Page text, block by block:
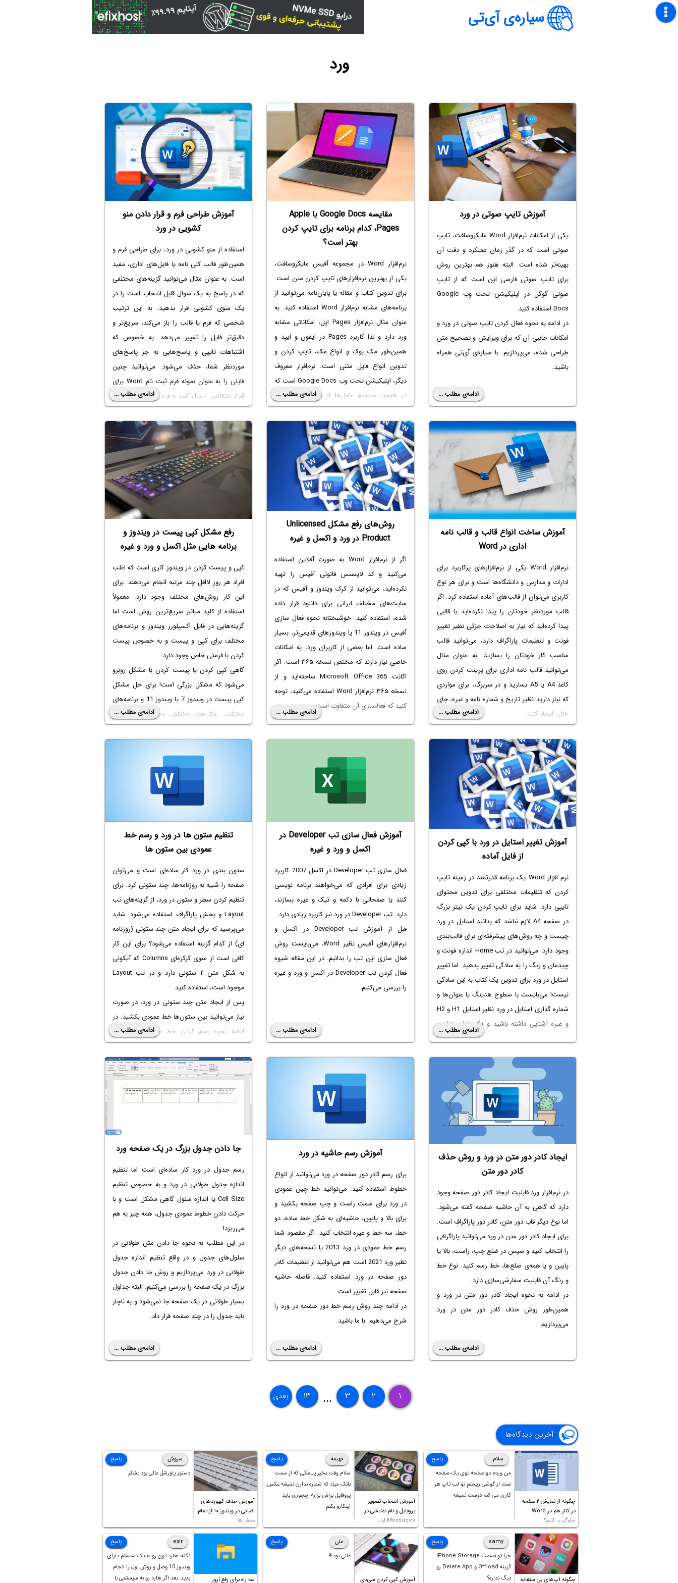
سیاره‌ی آی‌تی
ورد
آموزش تایپ صوتی در ورد
یکی از امکانات نرم‌افزار Word مایکروسافت، تایپ
صوتی است که در گذر زمان عملکرد و دقت آن
بهینه‌تر شده است. البته هنوز هم بهترین روش
برای تایپ صوتی فارسی این است که از تایپ
صوتی گوگل در اپلیکیشن تحت وب Google
Docs استفاده کنید.
در ادامه به نحوه فعال کردن تایپ صوتی در ورد و
امکانات جانبی آن که برای ویرایش و تصحیح متن
طراحی شده، می‌پردازیم. با سیاره‌ی آی‌تی همراه
باشید.
ادامه‌ی مطلب ...
مقایسه Google Docs‌ با Apple
Pages، کدام برنامه برای تایپ کردن
بهتر است؟
نرم‌افزار Word در مجموعه آفیس مایکروسافت،
یکی از بهترین نرم‌افزارهای تایپ کردن متن است.
برای تدوین کتاب و مقاله یا پایان‌نامه می‌توانید از
برنامه‌های مشابه نرم‌افزار Word استفاده کنید. به
عنوان مثال نرم‌افزار Pages اپل، امکاناتی مشابه
ورد دارد و لذا کاربرد Pages در ایفون
و ایپد و
همین‌طور مک بوک و انواع مک، تایپ کردن و
تدوین انواع فایل متنی است. نرم‌افزار معروف
دیگر، اپلیکیشن تحت وب Google Docs است که
در همه‌ی سیستم عامل‌ها از طریق اینترنت در
دسترس و قابل استفاده است. لذا این سوال پیش
می‌آید که Google Docs بهتر است یا نرم افزار
Apple Pages؟
در ادامه مطلب مقایسه‌ای بین امکانات و طراحی
ظاهری نرم‌افزار Pages اپل با گوگل داکس خواهیم
داشت تا نقاط قوت و ضعف هر برنامه روشن شود
و برای کار موردنظر، بهترین برنامه را انتخاب کنید.
با سیاره‌ی آی‌تی همراه باشید.
ادامه‌ی مطلب ...
آموزش طراحی فرم و قرار دادن منو
کشویی در ورد
استفاده از منو کشویی در ورد، برای طراحی فرم و
همین‌طور قالب کلی نامه یا فایل‌های اداری، مفید
است. به عنوان مثال می‌توانید گزینه‌های مختلفی
که در پاسخ به یک سوال قابل انتخاب است را در
یک منوی کشویی قرار بدهید. به این ترتیب
شخصی که فرم یا قالب را باز می‌کند، سریع‌تر و
دقیق‌تر فایل را تغییر می‌دهد. به خصوص که
اشتباهات تایپی و پاسخ‌هایی به جز پاسخ‌های
موردنظر شما، حذف می‌شود. می‌توانید چنین
فایلی را به عنواننمونه فرم ثبت نام Word
برای
افراد متقاضی ارسال کنید و فرم پر شده را تحویل
بگیرید.
موضوع این مقالهآموزش طراحی فرم استخدام در
ورد
به کمک منوی کشویی است. با سیاره آی‌تی در
ادامه مطلب همراه باشید.
ادامه‌ی مطلب ...
آموزش ساخت انواع قالب و قالب نامه
اداری در Word
نرم‌افزار Word یکی از نرم‌افزارهای پرکاربرد برای
ادارات و مدارس و دانشگاه‌ها است و برای هر نوع
کاربری می‌توان از قالب‌های آماده استفاده کرد. اگر
قالب موردنظر خودتان را پیدا نکرده‌اید یا قالبی
پیدا کرده‌اید که نیاز به اصلاحات جزئی نظیر تغییر
فونت و تنظیمات پاراگراف دارد، می‌توانید قالب
مناسب کار خودتان را بسازید. به عنوان مثال
می‌توانیدقالب نامه اداری برای پرینت کردن روی
کاغذ A4 یا A5 بسازید و در سربرگ، برای مواردی
که نیاز دارید نظیر تاریخ و شماره نامه و غیره، جای
خالی ایجاد کنید.
در این مقاله آموزشی به مراحل طراحیقالب نامه
اداری
در word می‌پردازیم تا با نحوه طراحی انواع
قالب در ورد آشنا شوید. با ما باشید.
ادامه‌ی مطلب ...
روش‌های رفع مشکل Unlicensed
Product در ورد و اکسل و غیره
اگر از نرم‌افزار Word به صورت آفلاین استفاده
می‌کنید و کد لایسنس قانونی آفیس را تهیه
نکرده‌اید، می‌توانید از کرک ویندوز و آفیس که در
سایت‌های مختلف ایرانی برای دانلود قرار داده
شده، استفاده کنید. خوشبختانه نحوه فعال سازی
آفیس در ویندوز 11 یا ویندوزهای قدیمی‌تر، بسیار
ساده است. اما بعضی از کاربران ورد، به امکانات
خاصی نیاز دارند که مختص نسخه ۳۶۵ است. اگر
اکانت Microsoft Office 365 ساخته‌اید و از
نسخه ۳۶۵ نرم‌افزار Word استفاده می‌کنید، توجه
کنید که فعالسازی آن متفاوت است.
رفع مشکل unlicensed
ادامه‌ی مطلب ...
رفع مشکل کپی پیست در ویندوز و
برنامه هایی مثل اکسل و ورد و غیره
کپی و پیست کردن در ویندوز کاری است که اغلب
افراد هر روز لااقل چند مرتبه انجام می‌دهند. برای
این کار روش‌های مختلف وجود دارد. معمولاً
استفاده از کلید میانبر سریع‌ترین روش است اما
گزینه‌هایی در فایل اکسپلورر ویندوز و برنامه‌های
مختلف برای کپی و پیست و به خصوص پیست
کردن با فرمتی خاص وجود دارد.
گاهی کپی کردن یا پیست کردن با مشکل روبرو
می‌شود که مشکل بزرگی است! برای حل مشکل
کپی پیست در ویندوز 7
یا ویندوز 11 و برنامه‌های
مختلف، روش‌های مختلفی وجود دارد. در این
مقاله به رفع مشکل کپی پیست در ویندوز و
ادامه‌ی مطلب ...
آموزش تغییر استایل در ورد با کپی کردن
از فایل آماده
نرم افزار Word یک برنامه قدرتمند در زمینه تایپ
کردن که تنظیمات مختلفی برای تدوین محتوای
تایپی دارد. شاید برای تایپ کردن یک تیتر بزرگ
در صفحه A4 لازم نباشد که بدانید
استایل در ورد
چیستو چه روش‌های پیشرفته‌ای برای قالب‌بندی
وجود دارد. می‌توانید در تب Home اندازه فونت و
چیدمان و رنگ را به سادگی تغییر بدهید. اماتغییر
استایل در وردبرای تدوین یک کتاب به این سادگی
نیست! می‌بایست با سطوح هدینگ یا عنوان‌ها و
شماره گذاری استایل در ورد
نظیر استایل H1 و H2
و غیره آشنایی داشته باشید و یک فایل منظم و
منسجم بسازید. در چنین فایلی، تغییر دادن
و سریع انجام می‌شود و کارهایی مثل ایجاد
فهرست فارسی در وردساده خواهد بود.
موضوع این مقالهآموزش کامل استایل در ورد
نیست بلکه می‌خواهیم با نحوه وارد کردن
استایل‌ها از یک فایل آماده آشنا شویم. با ما باشید.
ادامه‌ی مطلب ...
آموزش فعال سازی تب Developer در
اکسل و ورد و غیره
فعال سازی تب Developer در اکسل 2007 کاربرد
زیادی برای افرادی که می‌خواهند برنامه نویسی
کنند یا صفحاتی با دکمه و تیک و غیره بسازند،
دارد. تب Developer در ورد نیز کاربرد زیادی دارد.
قبل از آموزش تب Developer در اکسل و
نرم‌افزارهای آفیس نظیر Word، می‌بایست روش
فعال سازی این تب را بدانیم. در این مقاله شیوه
فعال کردن تب Developer در اکسل و ورد و غیره
را بررسی می‌کنیم.
ادامه‌ی مطلب ...
تنظیم ستون ها در ورد و رسم خط
عمودی بین ستون ها
ستون بندی در ورد کار ساده‌ای است و می‌توان
صفحه را شبیه به روزنامه‌ها، چند ستونی کرد. برای
تنظیم کردن سطر و ستون در ورد، از گزینه‌های تب
Layout و بخش پاراگراف استفاده می‌شود. شاید
می‌پرسید که برای ایجاد متن چند ستونی (روزنامه
ای) از کدام گزینه استفاده می‌شود؟ برای این کار
کافی است از منوی کرکره‌ای Columns که آیکونی
به شکل متن ۲ ستونی دارد و در تب Layout
موجود است، استفاده کنید.
پس از ایجاد متن چند ستونی در ورد، در صورت
نیاز می‌توانید بین ستون‌ها خط عمودی بکشید. در
ادامه نحوه رسم کردن خط عمودی را توضیح
می‌دهیم. با ما باشید.
ادامه‌ی مطلب ...
ایجاد کادر دور متن در ورد و روش حذف
کادر دور متن
در نرم‌افزار ورد قابلیت ایجاد کادر دور صفحه وجود
دارد که گاهی به آن حاشیه صفحه گفته می‌شود.
اما نوع دیگر قاب دور متن، کادر دور پاراگراف است.
برای ایجاد کادر دور متن در ورد می‌توانید پاراگرافی
را انتخاب کنید و سپس در ضلع چپ، راست، بالا یا
پایین و یا همه‌ی ضلع‌ها، خط رسم کنید. نوع خط
و رنگ آن قابلیت سفارشی‌سازی دارد.
در ادامه به نحوه ایجاد کادر دور متن در ورد و
همین‌طور روش حذف کادر دور متن در ورد
می‌پردازیم.
ادامه‌ی مطلب ...
آموزش رسم حاشیه در ورد
برای رسم کادر دور صفحه در ورد می‌توانید از انواع
خطوط استفاده کنید. می‌توانید خط چین عمودی
در ورد برای سمت راست و چپ صفحه بکشید و
برای بالا و پایین، حاشیه‌ای به شکل خط ساده، دو
خط، سه خط و غیره انتخاب کنید. اگر مقصود شما
رسم خط عمودی در ورد 2013 یا نسخه‌های دیگر
نظیر ورد 2021 است هم می‌توانید از تنظیمات کادر
دور صفحه در ورد استفاده کنید. فاصله حاشیه
صفحه نیز قابل تغییر است.
در ادامه چند روش رسم خط دور صفحه در ورد را
شرح می‌دهیم. با ما باشید.
ادامه‌ی مطلب ...
جا دادن جدول بزرگ در یک صفحه ورد
رسم جدول در ورد کار ساده‌ای است اما تنظیم
اندازه جدول طولانی در ورد و به خصوص تنظیم
Cell Size یا اندازه سلول گاهی مشکل است و با
حرکت دادن خطوط عمودی جدول، همه چیز به هم
می‌ریزد!
در این مطلب به نحوه جا دادن متن طولانی در
سلول‌های جدول و در واقع تنظیم اندازه جدول
طولانی در ورد می‌پردازیم و روش جا دادن جدول
بزرگ در یک صفحه را بررسی می‌کنیم. البته جداول
بسیار طولانی در یک صفحه جا نمی‌شود و به ناچار
باید جدول را در چند صفحه قرار داد.
ادامه‌ی مطلب ...
۱ ۲ ۳ ... ۱۳ بعدی
آخرین دیدگاه‌ها
چگونه از نمایش ۲ صفحه
در کنار هم در Word
جلوگیری کنیم؟
سلام .
من وردم دو صفحه توی یک صفحه
ست از گوشی ریختم تو لب تاپ هر
کاری می کنم درست نمیشه
پاسخ
آموزش انتخاب تصویر
پروفایل و نام نمایشی در
Messages اپل
فهیمه
سلام وقت بخیر پیامکی که از سمت
بانک میاد که شماره ندارن نمیشه عکس
پروفایل براش بزارم چجوری باید
اینکارو بکنم
پاسخ
آموزش حذف کیبوردهای
اضافی در ویندوز ۱۰ از تمام
بخش‌ها
سروش
دستور پاورشل عالی بود تشکر
پاسخ
چگونه اپ‌های بی‌استفاده
samy
چرا تو قسمت iPhone Storage
گزینه Offload و Delete App رو
دیگ نداره؟
پاسخ
آموزش کپی کردن سی‌دی
علی
عالی بود⚘
پاسخ
سه راه برای رفع ارور
exir
نکته: هارد تون رو به یک سیستم دارای
ویندوز 10 وصل و روش اول را انجام
بدید. بعد اگر هارد رو به سیستمی با
پاسخ